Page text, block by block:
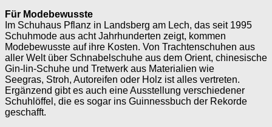
Für Modebewusste
Im Schuhaus Pflanz in Landsberg am Lech, das seit 1995
Schuhmode aus acht Jahrhunderten zeigt, kommen
Modebewusste auf ihre Kosten. Von Trachten­schuhen aus
aller Welt über Schnabelschuhe aus dem Orient, chinesische
Gin-lin-Schuhe und Tretwerk aus Materialien wie
Seegras, Stroh, Autoreifen oder Holz ist alles ver­treten.
Ergänzend gibt es auch eine Ausstellung verschiedener
Schuhlöffel, die es sogar ins Guinnessbuch der Rekorde
geschafft.